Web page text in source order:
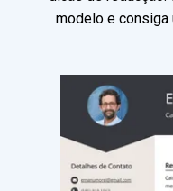
modelo e consiga